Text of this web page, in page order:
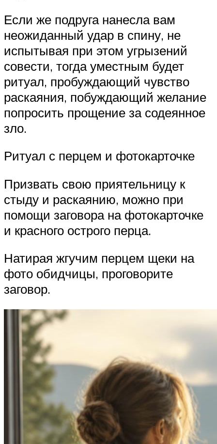
Если же подруга нанесла вам
неожиданный удар в спину, не
испытывая при этом угрызений
совести, тогда уместным будет
ритуал, пробуждающий чувство
раскаяния, побуждающий желание
попросить прощение за содеянное
зло.
Ритуал с перцем и фотокарточке
Призвать свою приятельницу к
стыду и раскаянию, можно при
помощи заговора на фотокарточке
и красного острого перца.
Натирая жгучим перцем щеки на
фото обидчицы, проговорите
заговор.